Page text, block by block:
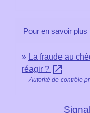
Pour en savoir plus
La fraude au
réagir ? open_in_new
Autorité de contrôle